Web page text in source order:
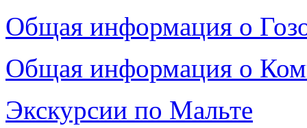
Общая информация о
Общая информация о
Экскурсии по Мальте